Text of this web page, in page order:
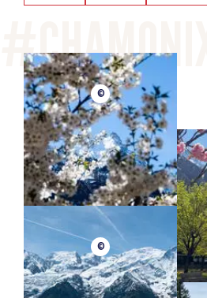
©
©